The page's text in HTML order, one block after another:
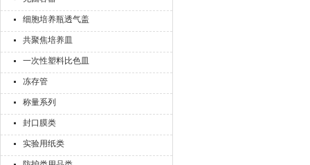
细胞培养瓶透气盖
共聚焦培养皿
一次性塑料比色皿
冻存管
称量系列
封口膜类
实验用纸类